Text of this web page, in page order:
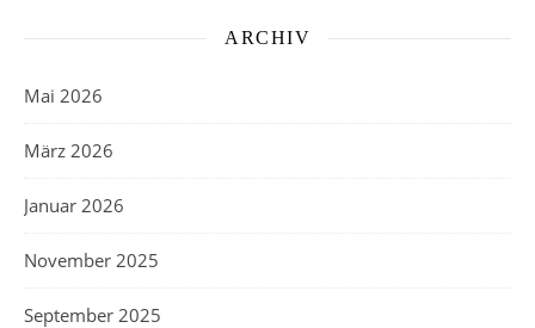
ARCHIV
Mai 2026
März 2026
Januar 2026
November 2025
September 2025